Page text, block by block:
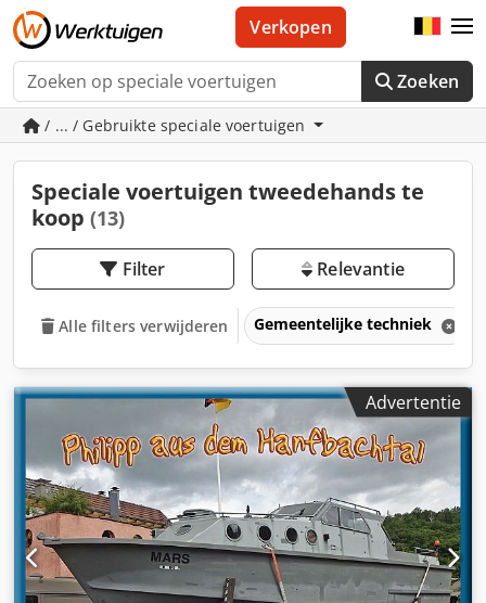
Zoeken
Verkopen
/ ... / Gebruikte speciale voertuigen
Speciale voertuigen tweedehands te
koop (13)
Filter Relevantie
Alle filters verwijderen Gemeentelijke techniek
Advertentie